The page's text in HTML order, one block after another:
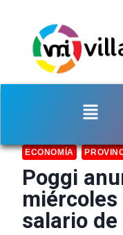
ECONOMÍA
Poggi
salario